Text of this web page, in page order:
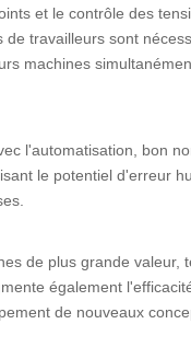
et le contrôle des
travailleurs sont
machines
l'automatisation, bon
le potentiel d'erreur
de plus grande valeur,
également
de nouveaux